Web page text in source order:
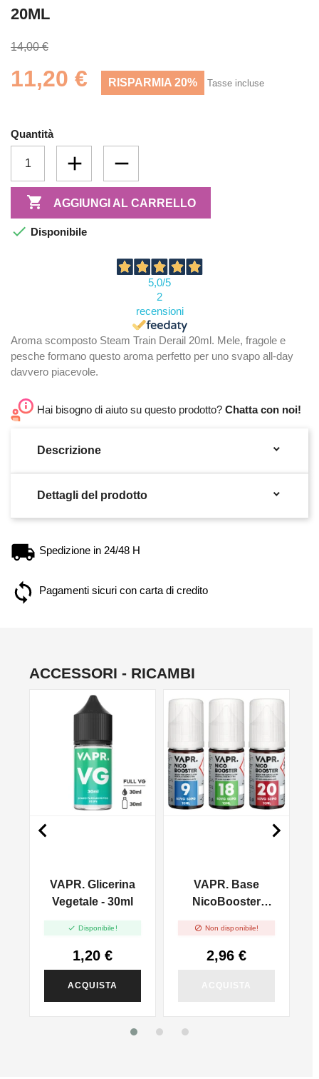
20ML
14,00 €
11,20 € RISPARMIA 20% Tasse incluse
Quantità
 AGGIUNGI AL CARRELLO
 Disponibile
5,0/5
2
recensioni
Aroma scomposto Steam Train Derail 20ml. Mele, fragole e
pesche formano questo aroma perfetto per uno svapo all-day
davvero piacevole.
Hai bisogno di aiuto su questo prodotto? Chatta con noi!
Descrizione 
Dettagli del prodotto 
Spedizione in 24/48 H
Pagamenti sicuri con carta di credito
ACCESSORI - RICAMBI
VAPR. Glicerina
Vegetale - 30ml
 Disponibile!
1,20 €
ACQUISTA
VAPR. Base
NicoBooster
 Non disponibile!
2,96 €
 